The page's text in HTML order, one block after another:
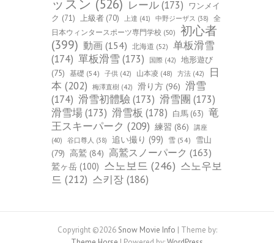
ッスン (526) レール(173) ワンメイ
ク (71) 上級者 (70) 上達 (41) 中野ジーザス (38)
全
日本ウィンタースポーツ専門学校 (50) 初心者
(399) 動画 (154) 北海道 (52) 单板滑雪
(174) 單板滑雪 (173) 国際 (42)
地形遊び
(75) 基礎 (54) 子供 (42) 山本凌 (48) 方法 (42)
日
本 (202) 梅澤直樹 (42) 滑り方 (96) 滑雪
(174) 滑雪初體驗 (173) 滑雪團 (173)
滑雪場(173) 滑雪板 (178) 白馬 (63) 竜
王スキーパーク (209) 練習 (86)
講座
(40)
谷口尊人 (38) 追い撮り (99) 雪 (54)
雪山
(79) 高鷲 (84) 高鷲スノーパーク (163)
鷲ヶ岳 (100) 스노보드 (246) 스노우보
드 (212) 스키장 (186)
Copyright ©2026 Snow Movie Info | Theme by: